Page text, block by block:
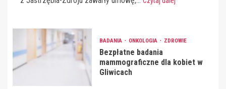
BADANIA ONKOLOGIA ZDROWIE
Bezpłatne badania
mammograficzne dla kobiet w
Gliwicach